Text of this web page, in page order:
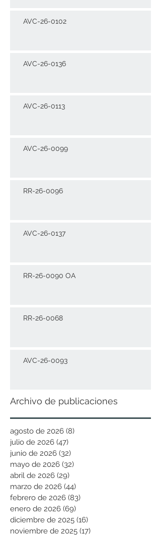
AVC-26-0102
AVC-26-0136
AVC-26-0113
AVC-26-0099
RR-26-0096
AVC-26-0137
RR-26-0090 OA
RR-26-0068
AVC-26-0093
Archivo de publicaciones
agosto de 2026 (8)
julio de 2026 (47)
junio de 2026 (32)
mayo de 2026 (32)
abril de 2026 (29)
marzo de 2026 (44)
febrero de 2026 (83)
enero de 2026 (69)
diciembre de 2025 (16)
noviembre de 2025 (17)